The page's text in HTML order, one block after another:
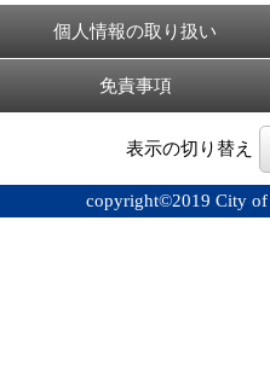
個人情報の取り扱い
免責事項
表示の切り替え
copyright©2019 City of